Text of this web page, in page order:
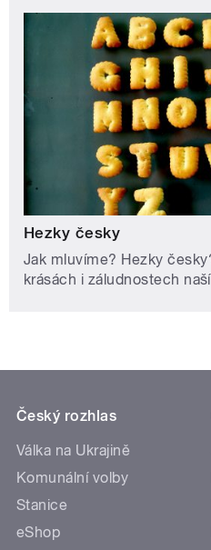
Hezky česky
Jak mluvíme? Hezky
krásách i záludnostech
Český rozhlas
Válka na Ukrajině
Komunální volby
Stanice
eShop